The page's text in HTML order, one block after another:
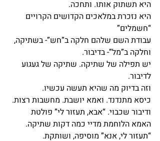
היא תשתוק אותו. ותחכה.
היא נזכרת במלאכים הקדושים הקרויים
“חשמלים”
עבודת השם שלהם חלקה ב”חש”- בשתיקה,
וחלקה ב”מל”- בדיבור.
יש תפילה של שתיקה. שתיקה של געגוע
לדיבור.
וזה בדיוק מה שהיא תעשה עכשיו.
כיסא מתנדנד. ואמא יושבת. מחשבות רצות.
ודיבור שכבוי. “אבא, תעזור לי” פולטת
האמא הלוחמת מדיי כמה דקות שתיקה.
“תעזור לי, אנא” מוסיפה, ושותקת.